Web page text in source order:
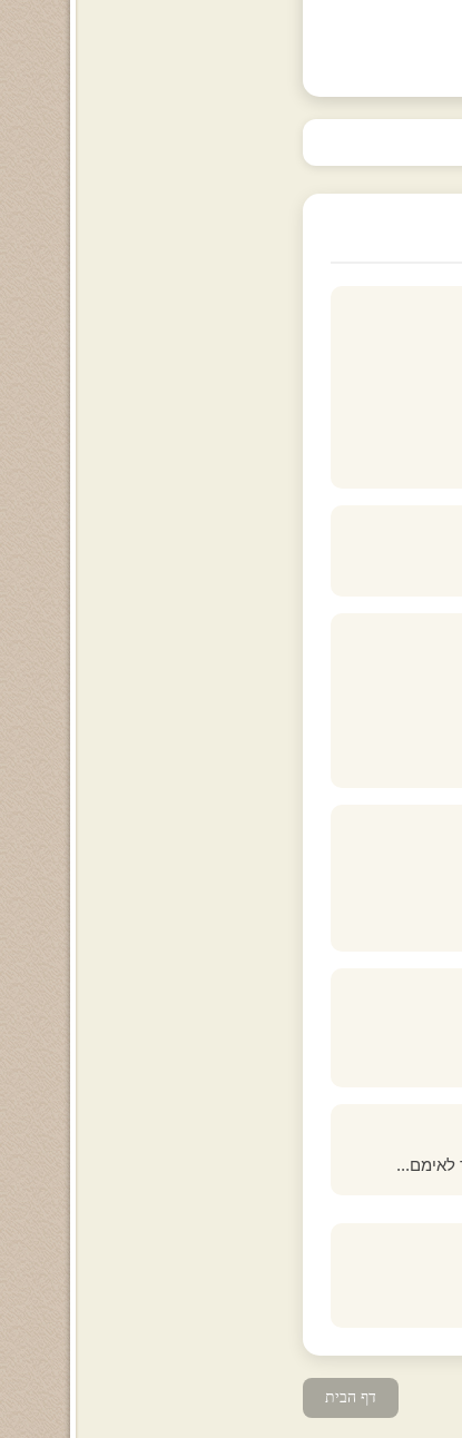
לאימם...
דף הבית